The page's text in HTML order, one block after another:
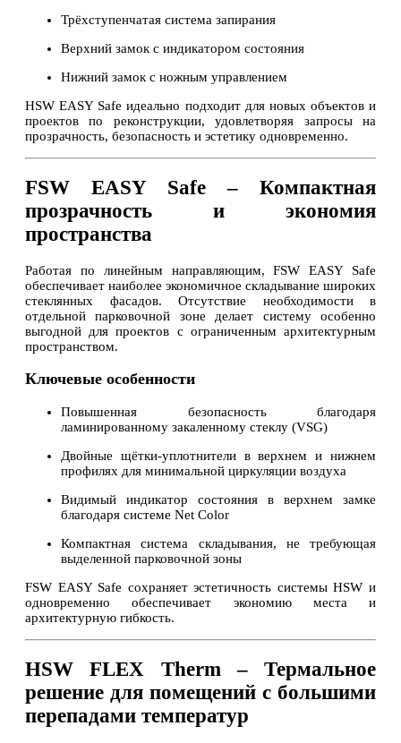
Трёхступенчатая система запирания
Верхний замок с индикатором состояния
Нижний замок с ножным управлением
HSW EASY Safe идеально подходит для новых объектов и
проектов по реконструкции, удовлетворяя запросы на
прозрачность, безопасность и эстетику одновременно.
FSW EASY Safe – Компактная
прозрачность и экономия
пространства
Работая по линейным направляющим, FSW EASY Safe
обеспечивает наиболее экономичное складывание широких
стеклянных фасадов. Отсутствие необходимости в
отдельной парковочной зоне делает систему особенно
выгодной для проектов с ограниченным архитектурным
пространством.
Ключевые особенности
Повышенная безопасность благодаря
ламинированному закаленному стеклу (VSG)
Двойные щётки-уплотнители в верхнем и нижнем
профилях для минимальной циркуляции воздуха
Видимый индикатор состояния в верхнем замке
благодаря системе Net Color
Компактная система складывания, не требующая
выделенной парковочной зоны
FSW EASY Safe сохраняет эстетичность системы HSW и
одновременно обеспечивает экономию места и
архитектурную гибкость.
HSW FLEX Therm – Термальное
решение для помещений с большими
перепадами температур